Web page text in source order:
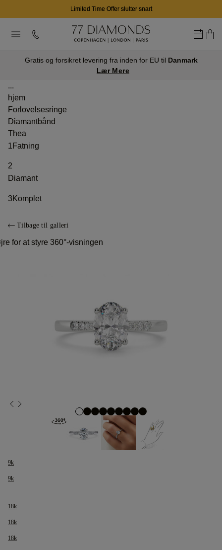
Limited Time Offer slutter snart
Gratis og forsikret levering fra inden for EU til Danmark
Lær Mere
...
hjem
Forlovelsesringe
Diamantbånd
Thea
1 Fatning
2
Diamant
3 Komplet
Tilbage til galleri
for at styre 360°-visningen
9k
9k
18k
18k
18k